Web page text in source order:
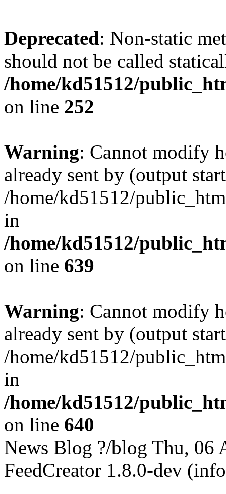
Deprecated: Non-static
should not be called
/home/kd51512/
on line 252
Warning: Cannot modify
already sent by (output
/home/kd51512/
in
/home/kd51512/
on line 639
Warning: Cannot modify
already sent by (output
/home/kd51512/
in
/home/kd51512/
on line 640
News Blog ?/blog Thu, 06
FeedCreator 1.8.0-dev